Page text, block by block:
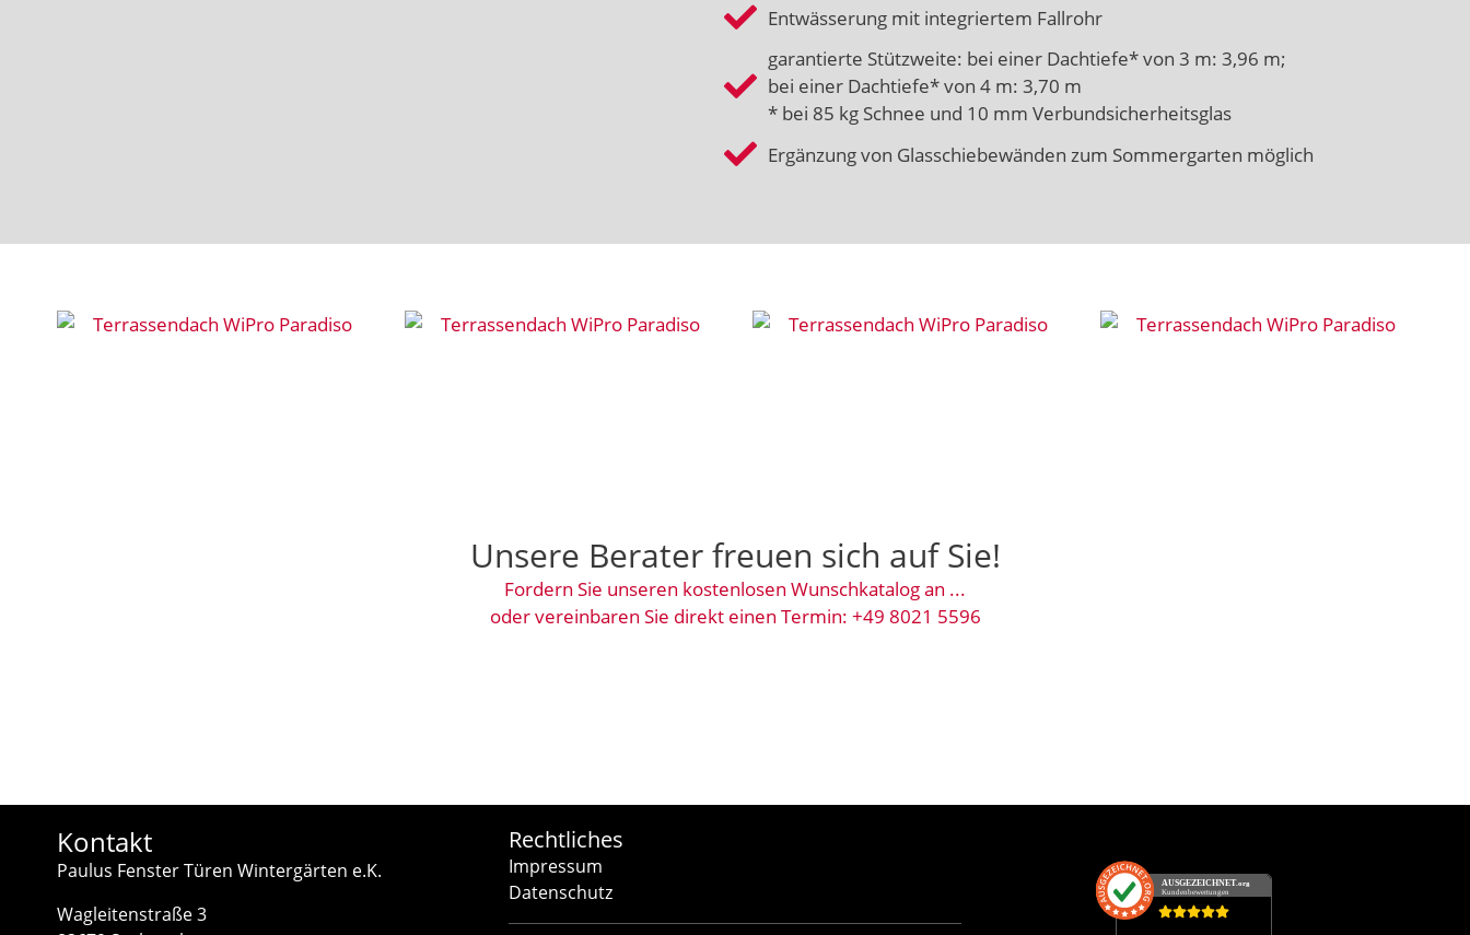
Entwässerung mit integriertem Fallrohr
garantierte Stützweite: bei einer Dachtiefe* von 3 m: 3,96 m;
bei einer Dachtiefe* von 4 m: 3,70 m
* bei 85 kg Schnee und 10 mm Verbundsicherheitsglas
Ergänzung von Glasschiebewänden zum Sommergarten möglich
Unsere Berater freuen sich auf Sie!
Fordern Sie unseren kostenlosen Wunschkatalog an ...
oder vereinbaren Sie direkt einen Termin: +49 8021 5596
Kontakt
Paulus Fenster Türen Wintergärten e.K.
Wagleitenstraße 3
Rechtliches
Impressum
Datenschutz
AUSGEZEICHNET.org
Kundenbewertungen